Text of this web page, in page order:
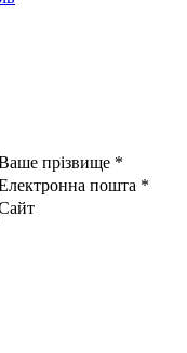
прізвище *
пошта *